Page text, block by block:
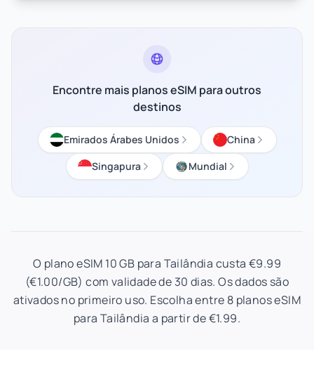
Encontre mais planos eSIM para outros
destinos
Emirados Árabes Unidos
China
Singapura
Mundial
O plano eSIM 10 GB para Tailândia custa €9.99
(€1.00/GB) com validade de 30 dias. Os dados são
ativados no primeiro uso. Escolha entre 8 planos eSIM
para Tailândia a partir de €1.99.